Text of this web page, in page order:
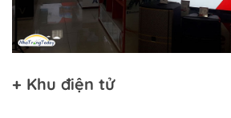
+ Khu điện tử